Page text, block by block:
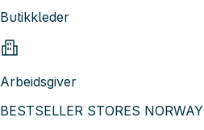
Butikkleder
Arbeidsgiver
BESTSELLER STORES NORWAY